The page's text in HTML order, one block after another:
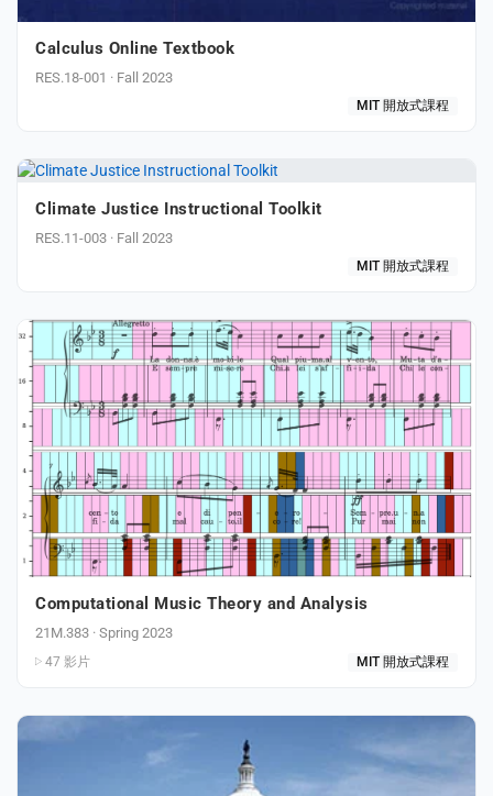
Calculus Online Textbook
RES.18-001 · Fall 2023
MIT 開放式課程
Climate Justice Instructional Toolkit
RES.11-003 · Fall 2023
MIT 開放式課程
Computational Music Theory and Analysis
21M.383 · Spring 2023
47 影片
MIT 開放式課程